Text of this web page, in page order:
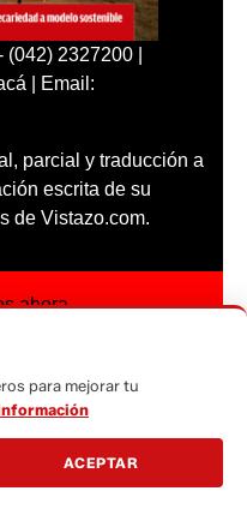
2327200 |
| Email:
parcial y traducción a
escrita de su
de Vistazo.com.
ahora
para mejorar tu
ACEPTAR